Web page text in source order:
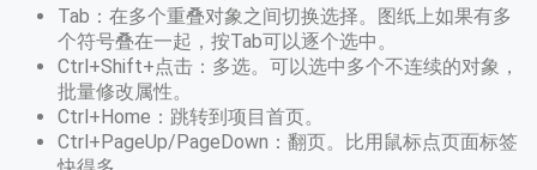
Tab：在多个重叠对象之间切换选择。图纸上如果有多
个符号叠在一起，按Tab可以逐个选中。
Ctrl+Shift+点击：多选。可以选中多个不连续的对象，
批量修改属性。
Ctrl+Home：跳转到项目首页。
Ctrl+PageUp/PageDown：翻页。比用鼠标点页面标签